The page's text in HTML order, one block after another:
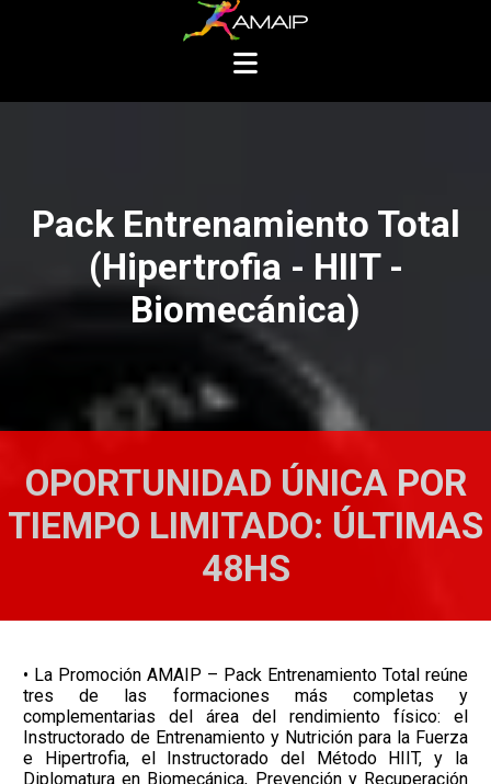
Pack Entrenamiento Total
(Hipertrofia - HIIT -
Biomecánica)
OPORTUNIDAD ÚNICA POR
TIEMPO LIMITADO: ÚLTIMAS
48HS
• La Promoción AMAIP – Pack Entrenamiento Total reúne
tres de las formaciones más completas y
complementarias del área del rendimiento físico: el
Instructorado de Entrenamiento y Nutrición para la Fuerza
e Hipertrofia, el Instructorado del Método HIIT, y la
Diplomatura en Biomecánica, Prevención y Recuperación